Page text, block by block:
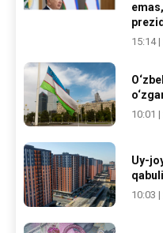
15:14
10:01
Uy-
10:03